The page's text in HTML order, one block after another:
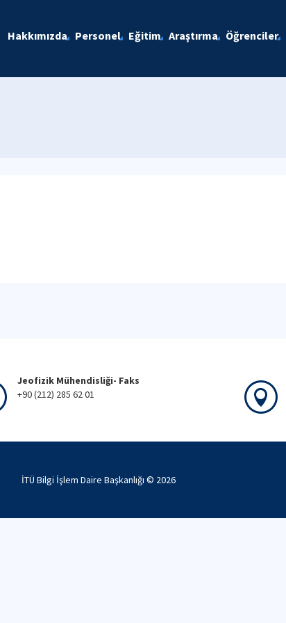
Hakkımızda Personel Eğitim Araştırma Öğrenciler
Jeofizik Mühendisliği- Faks
+90 (212) 285 62 01
İTÜ Bilgi İşlem Daire Başkanlığı © 2026